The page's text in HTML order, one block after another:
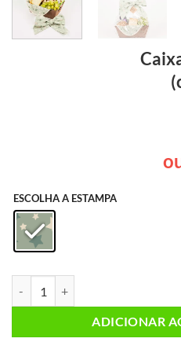
ESCOLHA A ESTAMPA
ADICIONAR